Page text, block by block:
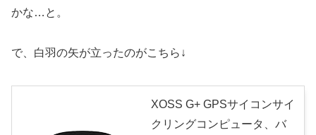
かな…と。
で、白羽の矢が立ったのがこちら↓
XOSS G+ GPSサイコンサイ
クリングコンピュータ、バ